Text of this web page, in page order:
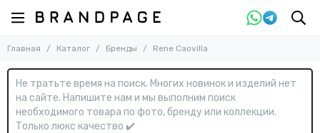
Назад
Бренды
Смотреть все бренды
0-9
13DE Marzo
Главная Каталог Бренды Rene Caovilla
Не тратьте время на поиск. Многих новинок и изделий нет
на сайте. Напишите нам и мы выполним поиск
необходимого товара по фото, бренду или коллекции.
Только люкс качество ✔️